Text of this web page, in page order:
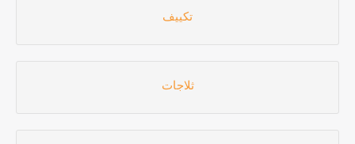
تكييف
ثلاجات